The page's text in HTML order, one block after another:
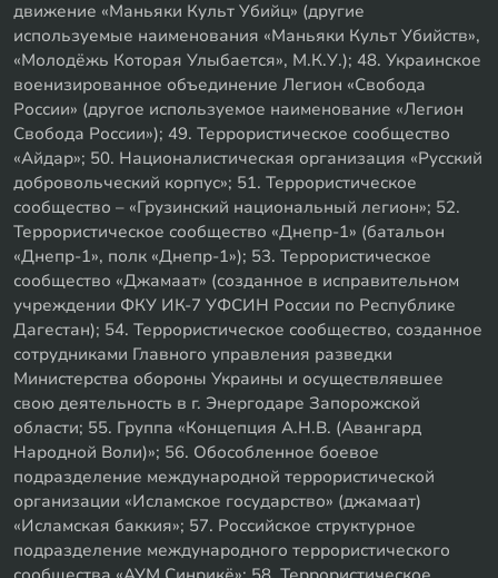
движение «Маньяки Культ Убийц» (другие
используемые наименования «Маньяки Культ Убийств»,
«Молодёжь Которая Улыбается», М.К.У.); 48. Украинское
военизированное объединение Легион «Свобода
России» (другое используемое наименование «Легион
Свобода России»); 49. Террористическое сообщество
«Айдар»; 50. Националистическая организация «Русский
добровольческий корпус»; 51. Террористическое
сообщество – «Грузинский национальный легион»; 52.
Террористическое сообщество «Днепр-1» (батальон
«Днепр-1», полк «Днепр-1»); 53. Террористическое
сообщество «Джамаат» (созданное в исправительном
учреждении ФКУ ИК-7 УФСИН России по Республике
Дагестан); 54. Террористическое сообщество, созданное
сотрудниками Главного управления разведки
Министерства обороны Украины и осуществлявшее
свою деятельность в г. Энергодаре Запорожской
области; 55. Группа «Концепция А.Н.В. (Авангард
Народной Воли)»; 56. Обособленное боевое
подразделение международной террористической
организации «Исламское государство» (джамаат)
«Исламская баккия»; 57. Российское структурное
подразделение международного террористического